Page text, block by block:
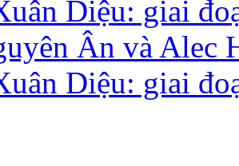
Diệu: giai
Ân và Alec
Diệu: giai